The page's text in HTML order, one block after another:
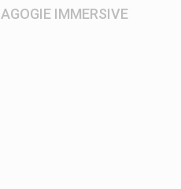
IMMERSIVE